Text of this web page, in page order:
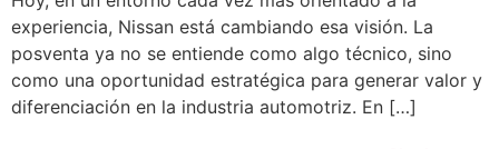
experiencia, Nissan está cambiando esa visión. La
posventa ya no se entiende como algo técnico, sino
como una oportunidad estratégica para generar valor y
diferenciación en la industria automotriz. En […]